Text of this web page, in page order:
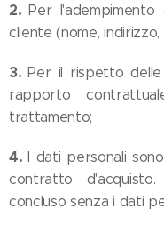
2.Per
cliente (nome,
3.Per il rispetto
rapporto
trattamento;
4.I dati personali
contratto
concluso senza i dati